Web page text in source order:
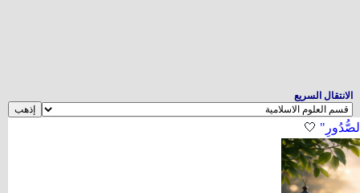
الانتقال السريع
🤍